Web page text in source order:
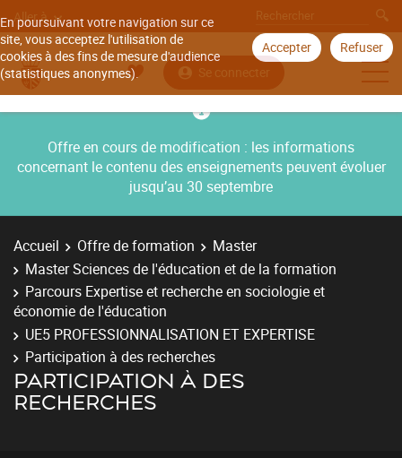
En poursuivant votre navigation sur ce
site, vous acceptez l'utilisation de
cookies à des fins de mesure d'audience
(statistiques anonymes).
Accepter Refuser
Aller à
Se connecter
Offre en cours de modification : les informations
concernant le contenu des enseignements peuvent évoluer
jusqu’au 30 septembre
Accueil Offre de formation
Master
Master Sciences de l'éducation et de la formation
Parcours Expertise et recherche en sociologie et
économie de l'éducation
UE5 PROFESSIONNALISATION ET EXPERTISE
Participation à des recherches
PARTICIPATION À DES
RECHERCHES